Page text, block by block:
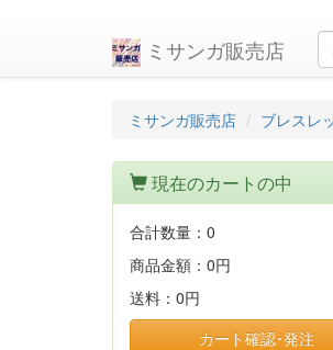
ミサンガ販売店
ミサンガ販売店 ブレスレ
現在のカートの中
合計数量： 0
商品金額： 0円
送料： 0円
カート確認･発注